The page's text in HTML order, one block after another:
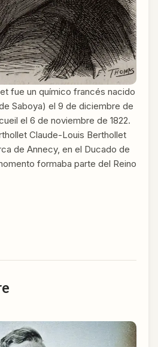
fue un químico francés nacido
Saboya) el 9 de diciembre de
el 6 de noviembre de 1822.
Claude-Louis Berthollet
de Annecy, en el Ducado de
formaba parte del Reino